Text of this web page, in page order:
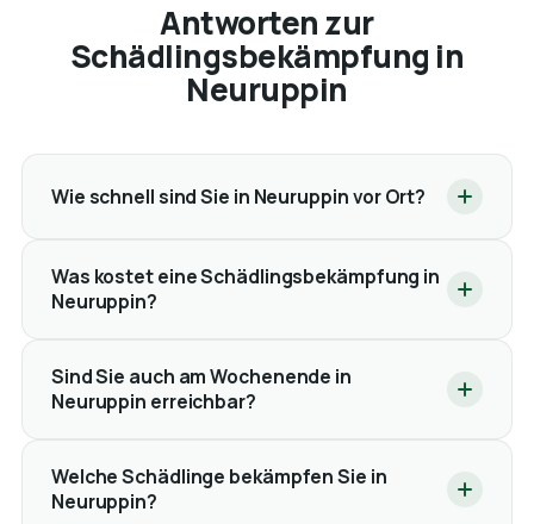
Antworten zur
Schädlingsbekämpfung in
Neuruppin
Wie schnell sind Sie in Neuruppin vor Ort?
Was kostet eine Schädlingsbekämpfung in
Neuruppin?
Sind Sie auch am Wochenende in
Neuruppin erreichbar?
Welche Schädlinge bekämpfen Sie in
Neuruppin?